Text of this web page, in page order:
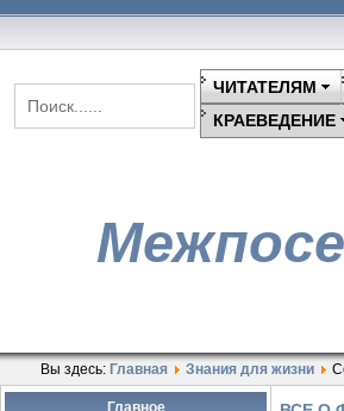
ЧИТАТЕЛЯМ
КРАЕВЕДЕНИЕ
Вы здесь: Главная Знания для жизни
Главное